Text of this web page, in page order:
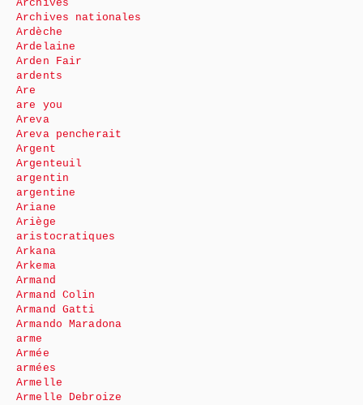
Archives
Archives nationales
Ardèche
Ardelaine
Arden Fair
ardents
Are
are you
Areva
Areva pencherait
Argent
Argenteuil
argentin
argentine
Ariane
Ariège
aristocratiques
Arkana
Arkema
Armand
Armand Colin
Armand Gatti
Armando Maradona
arme
Armée
armées
Armelle
Armelle Debroize